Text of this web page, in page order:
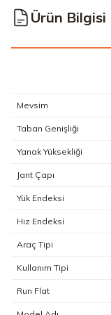
Ürün Bilgisi
Mevsim
Taban Genişliği
Yanak Yüksekliği
Jant Çapı
Yük Endeksi
Hız Endeksi
Araç Tipi
Kullanım Tipi
Run Flat